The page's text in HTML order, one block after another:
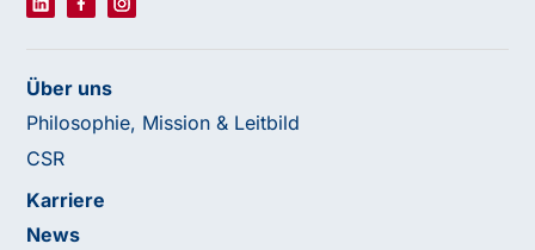
Über uns
Philosophie, Mission & Leitbild
CSR
Karriere
News